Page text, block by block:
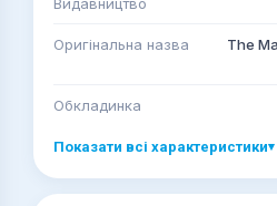
Оригінальна назва
The
Обкладинка
Показати всі характеристики▾